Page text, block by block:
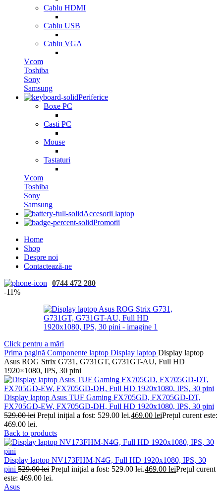
Cablu HDMI
Cablu USB
Cablu VGA
Vcom
Toshiba
Sony
Samsung
Periferice
Boxe PC
Casti PC
Mouse
Tastaturi
Vcom
Toshiba
Sony
Samsung
Accesorii laptop
Promotii
Home
Shop
Despre noi
Contactează-ne
0744 472 280
-11%
Click pentru a mări
Prima pagină Componente laptop Display laptop Display laptop
Asus ROG Strix G731, G731GT, G731GT-AU, Full HD
1920×1080, IPS, 30 pini
Display laptop Asus TUF Gaming FX705GD, FX705GD-DT,
FX705GD-EW, FX705GD-DH, Full HD 1920x1080, IPS, 30 pini
529.00lei Prețul inițial a fost: 529.00 lei.469.00 leiPrețul curent este:
469.00 lei.
Back to products
Display laptop NV173FHM-N4G, Full HD 1920x1080, IPS, 30
pini 529.00lei Prețul inițial a fost: 529.00 lei.469.00 leiPrețul curent
este: 469.00 lei.
Asus